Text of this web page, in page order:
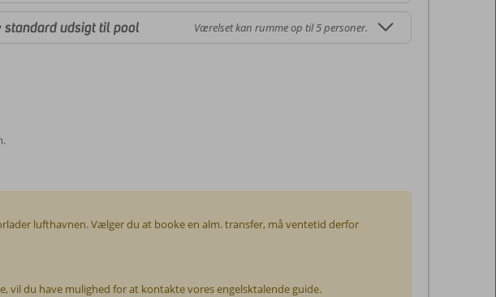
standard udsigt til pool Værelset kan rumme op til 5 personer.
lufthavnen. Vælger du at booke en alm. transfer, må ventetid derfor
vil du have mulighed for at kontakte vores engelsktalende guide.